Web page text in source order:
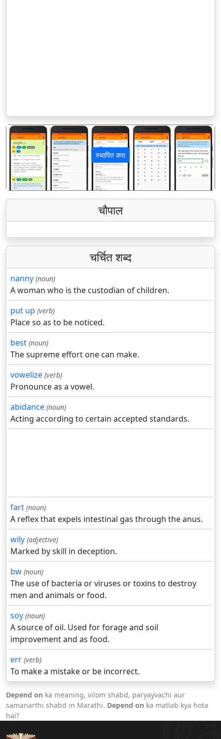
स्थापित करा
पिछला अगला
चौपाल
चर्चित शब्द
nanny (noun)
A woman who is the custodian of children.
put up (verb)
Place so as to be noticed.
best (noun)
The supreme effort one can make.
vowelize (verb)
Pronounce as a vowel.
abidance (noun)
Acting according to certain accepted standards.
fart (noun)
A reflex that expels intestinal gas through the anus.
wily (adjective)
Marked by skill in deception.
bw (noun)
The use of bacteria or viruses or toxins to destroy
men and animals or food.
soy (noun)
A source of oil. Used for forage and soil
improvement and as food.
err (verb)
To make a mistake or be incorrect.
Depend on ka meaning, vilom shabd, paryayvachi aur
samanarthi shabd in Marathi. Depend on ka matlab kya hota
hai?